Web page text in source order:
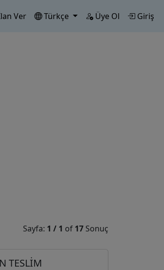
Ver Türkçe Üye Ol Giriş
Sayfa: 1 / 1 of 17 Sonuç
TESLİM